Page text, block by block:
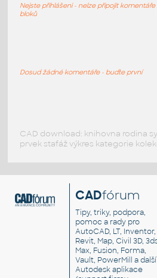
Příruby
Nejste přihlášeni - nelze připojit komentáře
bloků
Dosud žádné komentáře - buďte první
CAD download: knihovna rodina
prvek stafáž výkres kategorie
CADfórum
Tipy, triky, podpora,
pomoc a rady pro
AutoCAD, LT, Inventor,
Revit, Map, Civil 3D,
Max, Fusion, Forma,
Vault, PowerMill a další
Autodesk aplikace